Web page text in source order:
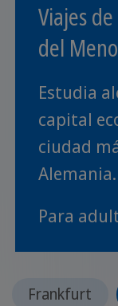
Viajes
del Meno
Estudia
capital
ciudad
Alemania.
Para
Frankfurt